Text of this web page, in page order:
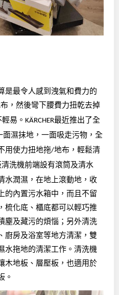
是最令人感到洩氣和費力的
，然後彎下腰費力扭乾去掉
易。 KÄRCHER最近推出了全
濕抹地，一面吸走污物，全
用使力扭地拖/地布，輕鬆清
洗機前端設有滾筒及清水
水潤濕，在地上滾動地，收
的內置污水箱中，而且不留
梳化底、櫃底都可以輕巧推
塵及藏污的煩惱；另外清洗
廚房及浴室等地方清潔，雙
水拖地的清潔工作。清洗機
木地板、層壓板，也適用於
。